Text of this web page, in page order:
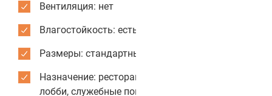
Вентиляция: нет
Влагостойкость: есть
Размеры: стандартные или индивидуальные
Назначение: рестораны, кафе, столовые,
лобби, служебные помещения, санузлы